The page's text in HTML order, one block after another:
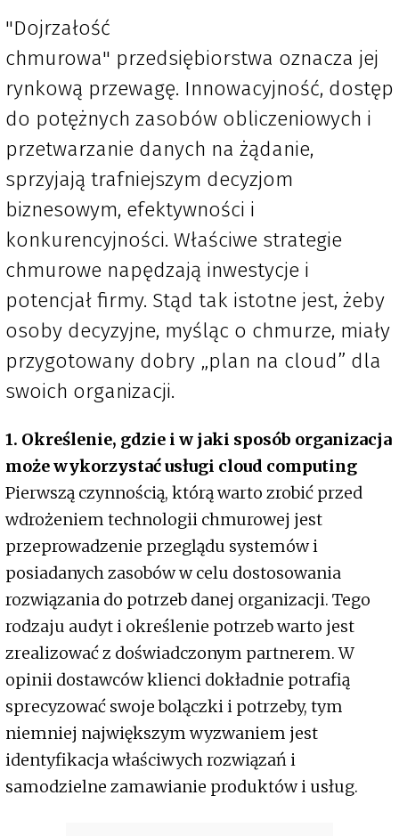
"Dojrzałość
chmurowa" przedsiębiorstwa oznacza jej
rynkową przewagę. Innowacyjność, dostęp
do potężnych zasobów obliczeniowych i
przetwarzanie danych na żądanie,
sprzyjają trafniejszym decyzjom
biznesowym, efektywności i
konkurencyjności. Właściwe strategie
chmurowe napędzają inwestycje i
potencjał firmy. Stąd tak istotne jest, żeby
osoby decyzyjne, myśląc o chmurze, miały
przygotowany dobry „plan na cloud” dla
swoich organizacji.
1. Określenie, gdzie i w jaki sposób organizacja
może wykorzystać usługi cloud computing
Pierwszą czynnością, którą warto zrobić przed
wdrożeniem technologii chmurowej jest
przeprowadzenie przeglądu systemów i
posiadanych zasobów w celu dostosowania
rozwiązania do potrzeb danej organizacji. Tego
rodzaju audyt i określenie potrzeb warto jest
zrealizować z doświadczonym partnerem. W
opinii dostawców klienci dokładnie potrafią
sprecyzować swoje bolączki i potrzeby, tym
niemniej największym wyzwaniem jest
identyfikacja właściwych rozwiązań i
samodzielne zamawianie produktów i usług.